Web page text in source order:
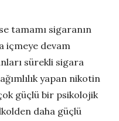
tamamı sigaranın
içmeye devam
sürekli sigara
yapan nikotin
güçlü bir psikolojik
daha güçlü